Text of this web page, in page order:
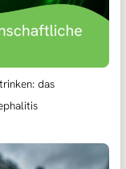
das